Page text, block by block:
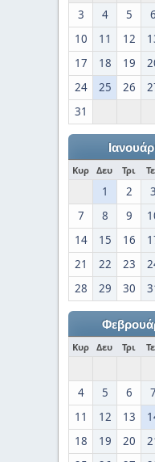
3
4 5 6
10
11 12
17
18 19
24
25 26
31
Κυρ Δευ Τρι
1 2 3
7
8 9
14
15 16
21
22 23
28
29 30
Κυρ Δευ Τρι
4
5 6 7
11
12 13
18
19 20